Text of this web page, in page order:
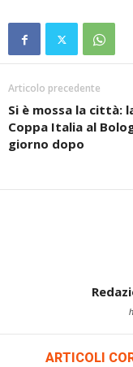
Articolo precedente
Si è mossa la città:
Coppa Italia al
giorno dopo
ARTICOLI